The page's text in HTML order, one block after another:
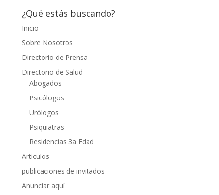
¿Qué estás buscando?
Inicio
Sobre Nosotros
Directorio de Prensa
Directorio de Salud
Abogados
Psicólogos
Urólogos
Psiquiatras
Residencias 3a Edad
Articulos
publicaciones de invitados
Anunciar aquí